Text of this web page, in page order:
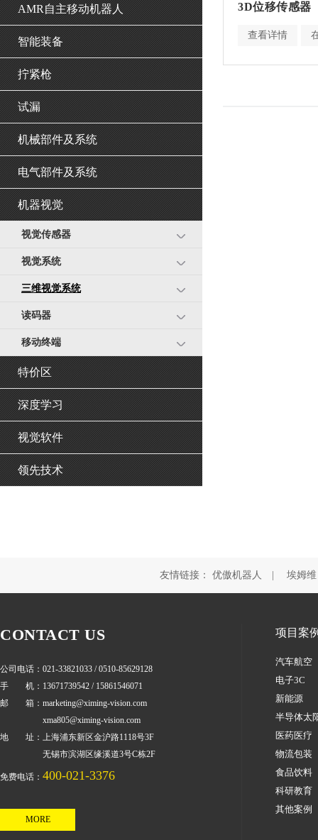
AMR自主移动机器人
智能装备
拧紧枪
试漏
机械部件及系统
电气部件及系统
机器视觉
视觉传感器
视觉系统
三维视觉系统
读码器
移动终端
特价区
深度学习
视觉软件
领先技术
3D位移传感器
查看详情
友情链接： 优傲机器人 埃姆维
CONTACT US
公司电话：021-33821033 / 0510-85629128
手 机：13671739542 / 15861546071
邮 箱：marketing@ximing-vision.com
xma805@ximing-vision.com
地 址：上海浦东新区金沪路1118号3F
无锡市滨湖区缘溪道3号C栋2F
免费电话： 400-021-3376
MORE
项目案
汽车航空
电子3C
新能源
半导体太
医药医疗
物流包装
食品饮料
科研教育
其他案例